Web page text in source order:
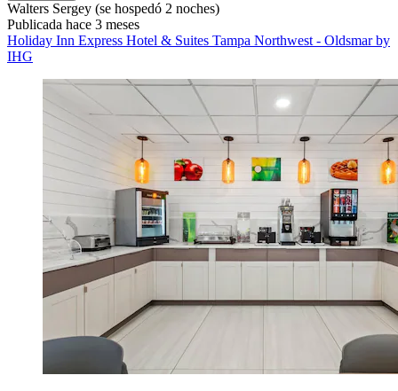
Walters Sergey (se hospedó 2 noches)
Publicada hace 3 meses
Holiday Inn Express Hotel & Suites Tampa Northwest - Oldsmar by
IHG